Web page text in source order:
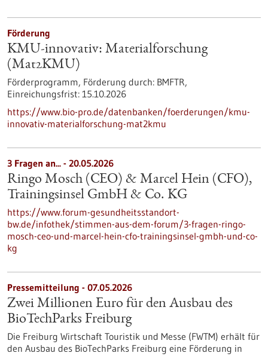
Förderung
KMU-innovativ: Materialforschung
(Mat2KMU)
Förderprogramm, Förderung durch: BMFTR,
Einreichungsfrist: 15.10.2026
https://www.bio-pro.de/datenbanken/foerderungen/kmu-
innovativ-materialforschung-mat2kmu
3 Fragen an... - 20.05.2026
Ringo Mosch (CEO) & Marcel Hein (CFO),
Trainingsinsel GmbH & Co. KG
https://www.forum-gesundheitsstandort-
bw.de/infothek/stimmen-aus-dem-forum/3-fragen-ringo-
mosch-ceo-und-marcel-hein-cfo-trainingsinsel-gmbh-und-co-
kg
Pressemitteilung - 07.05.2026
Zwei Millionen Euro für den Ausbau des
BioTechParks Freiburg
Die Freiburg Wirtschaft Touristik und Messe (FWTM) erhält für
den Ausbau des BioTechParks Freiburg eine Förderung in